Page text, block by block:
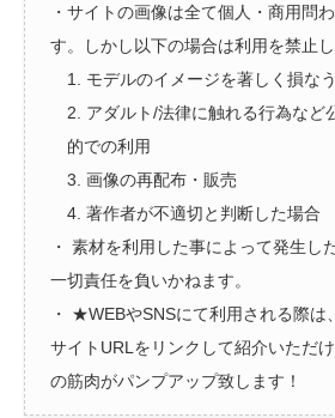
・サイトの画像は全て個人・商用問
す。しかし以下の場合は利用を禁止し
1. モデルのイメージを著しく損な
2. アダルト/法律に触れる行為など
的での利用
3. 画像の再配布・販売
4. 著作者が不適切と判断した場合
・ 素材を利用した事によって発生し
一切責任を負いかねます。
・ ★WEBやSNSにて利用される際は
サイトURLをリンクして紹介いただ
の筋肉がパンプアップ致します！